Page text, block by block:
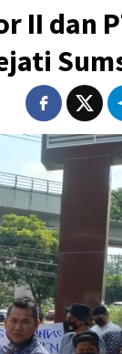
II dan